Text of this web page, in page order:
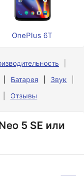
OnePlus 6T
Батарея
Звук
Отзывы
5 SE или